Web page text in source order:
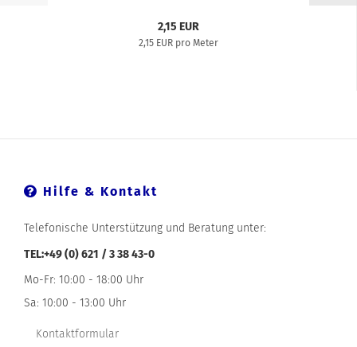
2,15 EUR
2,15 EUR pro Meter
Hilfe & Kontakt
Telefonische Unterstützung und Beratung unter:
TEL:+49 (0) 621 / 3 38 43-0
Mo-Fr: 10:00 - 18:00 Uhr
Sa: 10:00 - 13:00 Uhr
Kontaktformular